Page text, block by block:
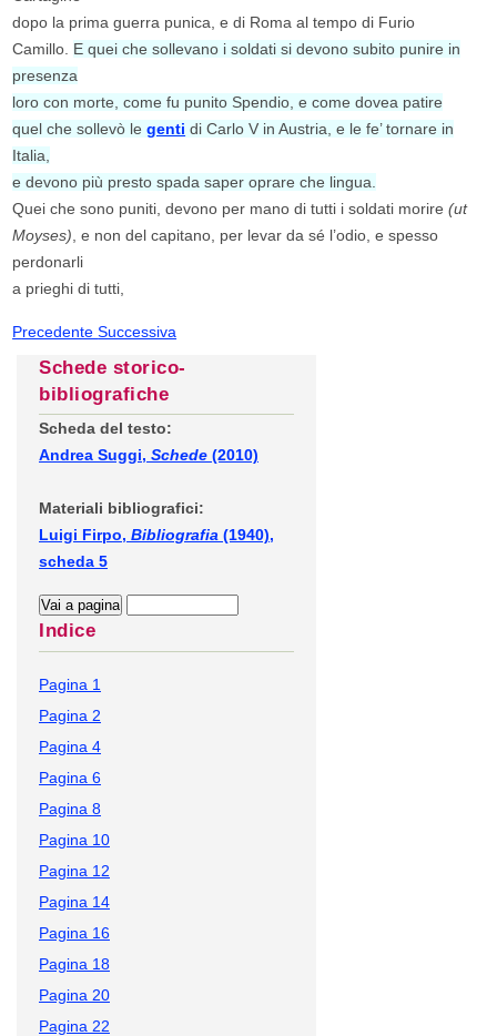
dopo la prima guerra punica, e di Roma al tempo di Furio
Camillo. E quei che sollevano i soldati si devono subito punire in
presenza
loro con morte, come fu punito Spendio, e come dovea patire
quel che sollevò legenti di Carlo V in Austria, e le fe’ tornare in
Italia,
e devono più presto spada saper oprare che lingua.
Quei che sono puniti, devono per mano di tutti i soldati morire(ut
Moyses), e non del capitano, per levar da sé l’odio, e spesso
perdonarli
a prieghi di tutti,
PrecedenteSuccessiva
Schede storico-
bibliografiche
Scheda del testo:
Andrea Suggi, Schede (2010)
Materiali bibliografici:
Luigi Firpo, Bibliografia (1940),
scheda 5
Indice
Pagina 1
Pagina 2
Pagina 4
Pagina 6
Pagina 8
Pagina 10
Pagina 12
Pagina 14
Pagina 16
Pagina 18
Pagina 20
Pagina 22